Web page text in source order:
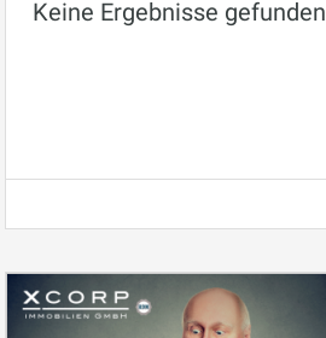
Keine Ergebnisse gefunden